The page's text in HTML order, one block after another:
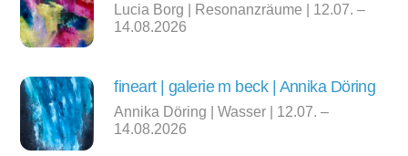
Lucia Borg | Resonanzräume | 12.07. –
14.08.2026
fineart | galerie m beck | Annika Döring
Annika Döring | Wasser | 12.07. –
14.08.2026